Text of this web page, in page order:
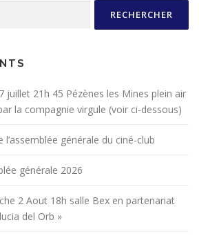
juillet 21h 45 Pézènes les Mines plein air
la compagnie virgule (voir ci-dessous)
générale du ciné-club
générale 2026
2 Aout 18h salle Bex en partenariat
del Orb »